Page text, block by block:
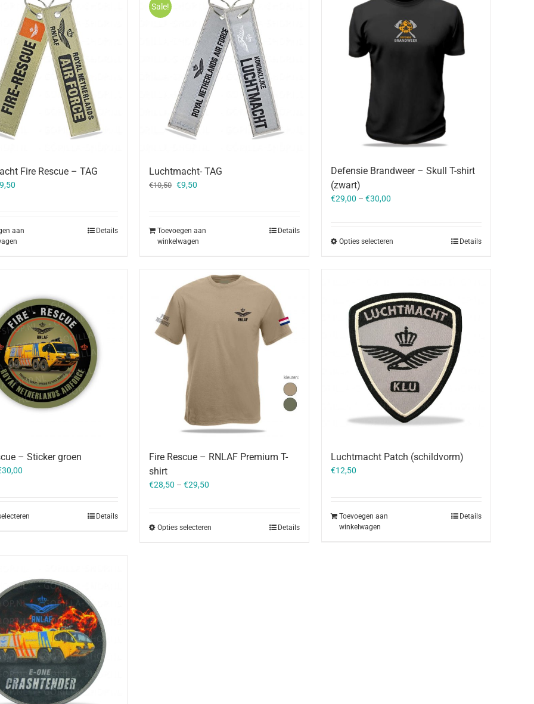
Fire Rescue – TAG
9,50
aan
Details
Sale!
Luchtmacht- TAG
€10,50 Oorspronkelijke
€9,50
Toevoegen aan
winkelwagen
Details
Defensie Brandweer – Skull T-shirt
(zwart)
€29,00 – €30,00
Opties selecteren Details
– Sticker groen
30,00
Details
Fire Rescue – RNLAF Premium T-
shirt
€28,50 – €29,50
Opties selecteren Details
Luchtmacht Patch (schildvorm)
€12,50
Toevoegen aan
winkelwagen
Details